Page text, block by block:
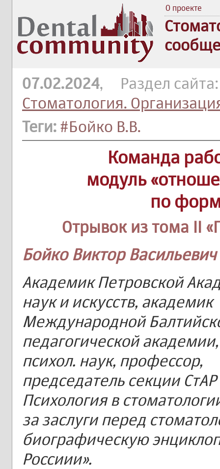
О проекте
07.02.2024, Раздел
Стоматология.
Теги: #Бойко В.В.
Команда
модуль
по
Отрывок из тома II
Бойко Виктор Васильевич
Академик Петровской
наук и искусств, академик
Международной
педагогической
психол. наук, профессор,
председатель секции СтАР
Психология в
за заслуги перед
биографическую
Россиии».